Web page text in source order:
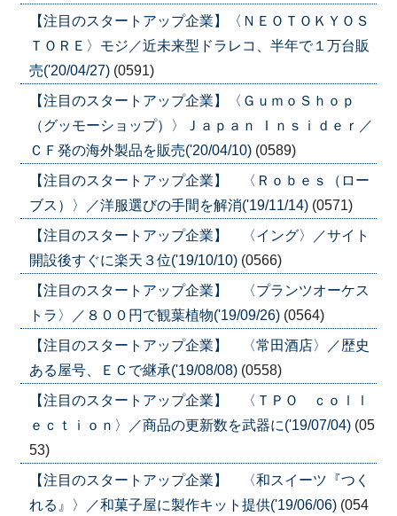
【注目のスタートアップ企業】〈ＮＥＯＴＯＫＹＯＳ
ＴＯＲＥ〉モジ／近未来型ドラレコ、半年で１万台販
売('20/04/27) (0591)
【注目のスタートアップ企業】〈ＧｕｍｏＳｈｏｐ
（グッモーショップ）〉Ｊａｐａｎ Ｉｎｓｉｄｅｒ／
ＣＦ発の海外製品を販売('20/04/10) (0589)
【注目のスタートアップ企業】 〈Ｒｏｂｅｓ（ロー
ブス）〉／洋服選びの手間を解消('19/11/14) (0571)
【注目のスタートアップ企業】 〈イング〉／サイト
開設後すぐに楽天３位('19/10/10) (0566)
【注目のスタートアップ企業】 〈プランツオーケス
トラ〉／８００円で観葉植物('19/09/26) (0564)
【注目のスタートアップ企業】 〈常田酒店〉／歴史
ある屋号、ＥＣで継承('19/08/08) (0558)
【注目のスタートアップ企業】 〈ＴＰＯ ｃｏｌｌ
ｅｃｔｉｏｎ〉／商品の更新数を武器に('19/07/04) (05
53)
【注目のスタートアップ企業】 〈和スイーツ『つく
れる』〉／和菓子屋に製作キット提供('19/06/06) (054